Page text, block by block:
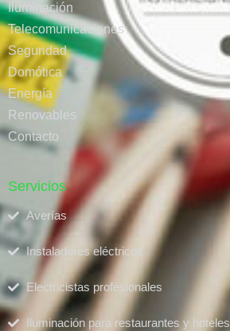
Iluminación
Telecomunicaciones
Seguridad
Domótica
Energía
Renovables
Contacto
Servicios
Averías
Instaladores eléctricos
Electricistas profesionales
Iluminación para restaurantes y hoteles